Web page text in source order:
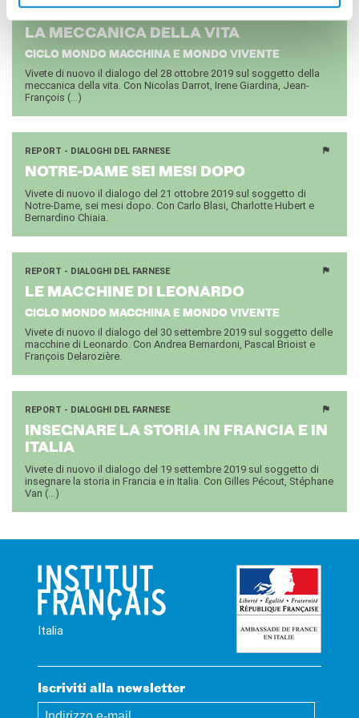
LA MEC­CA­NI­CA DELLA VITA
CICLO MONDO MACCHINA E MONDO VIVENTE
Vivete di nuovo il dialogo del 28 ottobre 2019 sul soggetto della
meccanica della vita. Con Nicolas Darrot, Irene Giardina, Jean-
François (...)
REPORT - DIALOGHI DEL FARNESE
NOTRE-​DAME SEI MESI DOPO
Vivete di nuovo il dialogo del 21 ottobre 2019 sul soggetto di
Notre-Dame, sei mesi dopo. Con Carlo Blasi, Charlotte Hubert e
Bernardino Chiaia.
REPORT - DIALOGHI DEL FARNESE
LE MAC­CHI­NE DI LEO­NAR­DO
CICLO MONDO MACCHINA E MONDO VIVENTE
Vivete di nuovo il dialogo del 30 settembre 2019 sul soggetto delle
macchine di Leonardo. Con Andrea Bernardoni, Pascal Brioist e
François Delarozière.
REPORT - DIALOGHI DEL FARNESE
IN­SE­GNA­RE LA STO­RIA IN FRAN­CIA E IN
ITA­LIA
Vivete di nuovo il dialogo del 19 settembre 2019 sul soggetto di
insegnare la storia in Francia e in Italia. Con Gilles Pécout, Stéphane
Van (...)
Italia
Iscriviti alla newsletter